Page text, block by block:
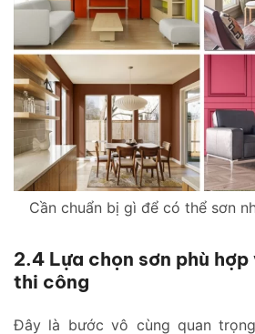
Cần chuẩn bị gì để có thể sơn
2.4 Lựa chọn sơn phù
thi công
Đây là bước vô cùng quan